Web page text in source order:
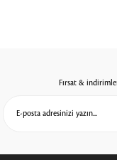
Fırsat &